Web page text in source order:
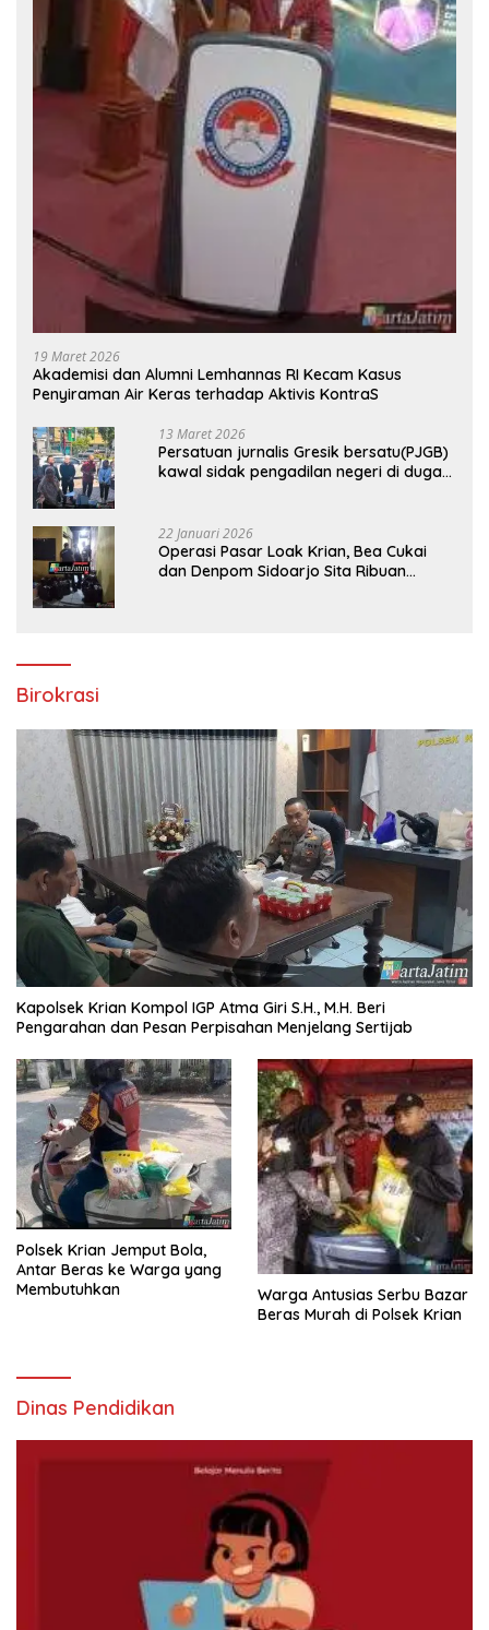
19 Maret 2026
Akademisi dan Alumni Lemhannas RI Kecam Kasus
Penyiraman Air Keras terhadap Aktivis KontraS
13 Maret 2026
Persatuan jurnalis Gresik bersatu(PJGB)
kawal sidak pengadilan negeri di duga
22 Januari 2026
Operasi Pasar Loak Krian, Bea Cukai
dan Denpom Sidoarjo Sita Ribuan
Birokrasi
Kapolsek Krian Kompol IGP Atma Giri S.H., M.H. Beri
Pengarahan dan Pesan Perpisahan Menjelang Sertijab
Polsek Krian Jemput Bola,
Antar Beras ke Warga yang
Membutuhkan
Warga Antusias Serbu Bazar
Beras Murah di Polsek Krian
Dinas Pendidikan